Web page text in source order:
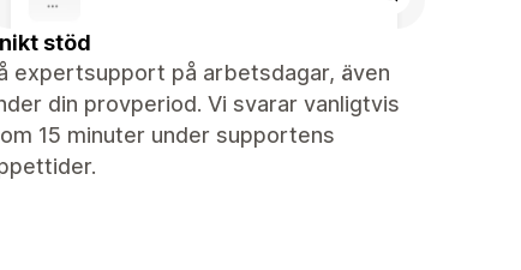
stöd
expertsupport på arbetsdagar, även
din provperiod. Vi svarar vanligtvis
15 minuter under supportens